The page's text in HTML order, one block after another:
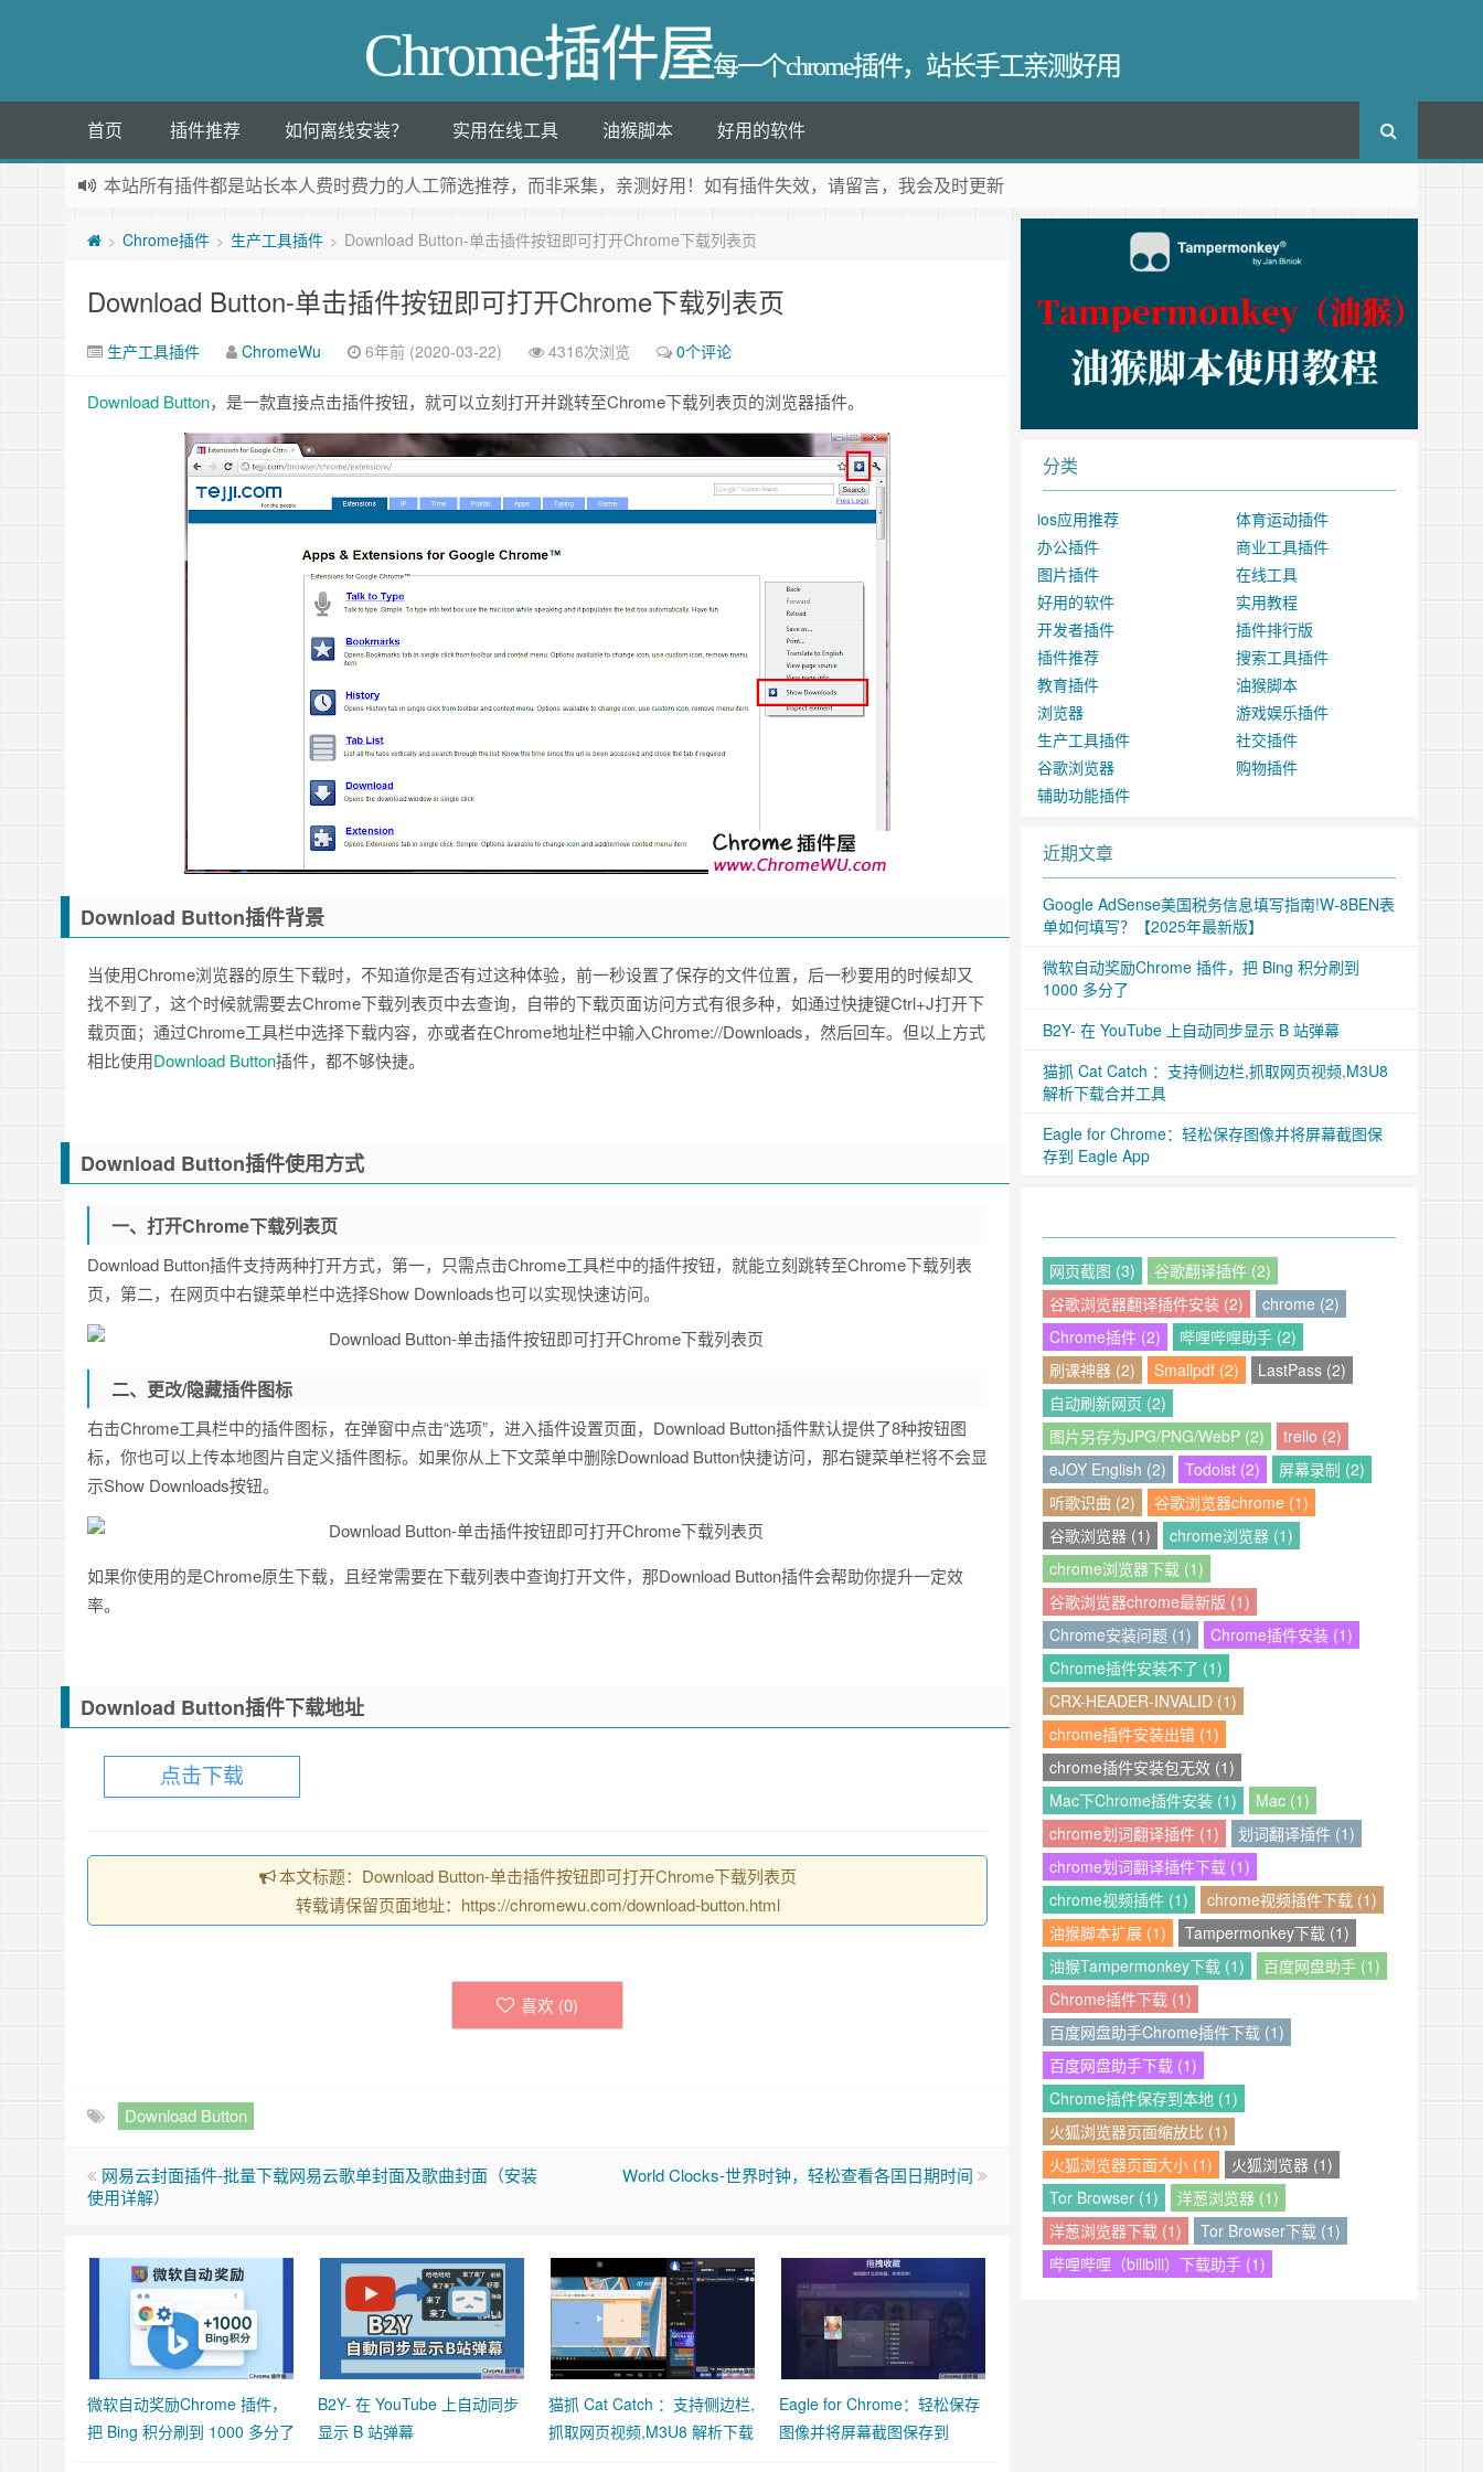
Chrome插件屋每一个chrome插件，站长手工亲测好用
首页 插件推荐 如何离线安装？ 实用在线工具 油猴脚本 好用的软件
本站所有插件都是站长本人费时费力的人工筛选推荐，而非采集，亲测好用！如有插件失效，请留言，我会及时更新
> Chrome插件 > 生产工具插件 > Download Button-单击插件按钮即可打开Chrome下载列表页
Download Button-单击插件按钮即可打开Chrome下载列表页
生产工具插件 ChromeWu 6年前 (2020-03-22) 4316次浏览 0个评论
Download Button，是一款直接点击插件按钮，就可以立刻打开并跳转至Chrome下载列表页的浏览器插件。
Download Button插件背景
当使用Chrome浏览器的原生下载时，不知道你是否有过这种体验，前一秒设置了保存的文件位置，后一秒要用的时候却又
找不到了，这个时候就需要去Chrome下载列表页中去查询，自带的下载页面访问方式有很多种，如通过快捷键Ctrl+J打开下
载页面；通过Chrome工具栏中选择下载内容，亦或者在Chrome地址栏中输入Chrome://Downloads，然后回车。但以上方式
相比使用Download Button插件，都不够快捷。
Download Button插件使用方式
一、打开Chrome下载列表页
Download Button插件支持两种打开方式，第一，只需点击Chrome工具栏中的插件按钮，就能立刻跳转至Chrome下载列表
页，第二，在网页中右键菜单栏中选择Show Downloads也可以实现快速访问。
二、更改/隐藏插件图标
右击Chrome工具栏中的插件图标，在弹窗中点击“选项”，进入插件设置页面，Download Button插件默认提供了8种按钮图
标，你也可以上传本地图片自定义插件图标。如果你从上下文菜单中删除Download Button快捷访问，那右键菜单栏将不会显
示Show Downloads按钮。
如果你使用的是Chrome原生下载，且经常需要在下载列表中查询打开文件，那Download Button插件会帮助你提升一定效
率。
Download Button插件下载地址
点击下载
本文标题：Download Button-单击插件按钮即可打开Chrome下载列表页
转载请保留页面地址：https://chromewu.com/download-button.html
喜欢 (0)
Download Button
网易云封面插件-批量下载网易云歌单封面及歌曲封面（安装
使用详解）
World Clocks-世界时钟，轻松查看各国日期时间
微软自动奖励Chrome 插件，
把 Bing 积分刷到 1000 多分了
B2Y- 在 YouTube 上自动同步
显示 B 站弹幕
猫抓 Cat Catch ：支持侧边栏,
抓取网页视频,M3U8 解析下载
Eagle for Chrome：轻松保存
图像并将屏幕截图保存到
分类
ios应用推荐
体育运动插件
办公插件
商业工具插件
图片插件
在线工具
好用的软件
实用教程
开发者插件
插件排行版
插件推荐
搜索工具插件
教育插件
油猴脚本
浏览器
游戏娱乐插件
生产工具插件
社交插件
谷歌浏览器
购物插件
辅助功能插件
近期文章
Google AdSense美国税务信息填写指南!W-8BEN表
单如何填写？【2025年最新版】
微软自动奖励Chrome 插件，把 Bing 积分刷到
1000 多分了
B2Y- 在 YouTube 上自动同步显示 B 站弹幕
猫抓 Cat Catch ：支持侧边栏,抓取网页视频,M3U8
解析下载合并工具
Eagle for Chrome：轻松保存图像并将屏幕截图保
存到 Eagle App
网页截图 (3)
谷歌翻译插件 (2)
谷歌浏览器翻译插件安装 (2)
chrome (2)
Chrome插件 (2)
哔哩哔哩助手 (2)
刷课神器 (2)
Smallpdf (2)
LastPass (2)
自动刷新网页 (2)
图片另存为JPG/PNG/WebP (2)
trello (2)
eJOY English (2)
Todoist (2)
屏幕录制 (2)
听歌识曲 (2)
谷歌浏览器chrome (1)
谷歌浏览器 (1)
chrome浏览器 (1)
chrome浏览器下载 (1)
谷歌浏览器chrome最新版 (1)
Chrome安装问题 (1)
Chrome插件安装 (1)
Chrome插件安装不了 (1)
CRX-HEADER-INVALID (1)
chrome插件安装出错 (1)
chrome插件安装包无效 (1)
Mac下Chrome插件安装 (1)
Mac (1)
chrome划词翻译插件 (1)
划词翻译插件 (1)
chrome划词翻译插件下载 (1)
chrome视频插件 (1)
chrome视频插件下载 (1)
油猴脚本扩展 (1)
Tampermonkey下载 (1)
油猴Tampermonkey下载 (1)
百度网盘助手 (1)
Chrome插件下载 (1)
百度网盘助手Chrome插件下载 (1)
百度网盘助手下载 (1)
Chrome插件保存到本地 (1)
火狐浏览器页面缩放比 (1)
火狐浏览器页面大小 (1)
火狐浏览器 (1)
Tor Browser (1)
洋葱浏览器 (1)
洋葱浏览器下载 (1)
Tor Browser下载 (1)
哔哩哔哩（bilibili）下载助手 (1)